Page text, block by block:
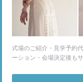
式場のご紹介・見学予約
ーション・会場決定後も